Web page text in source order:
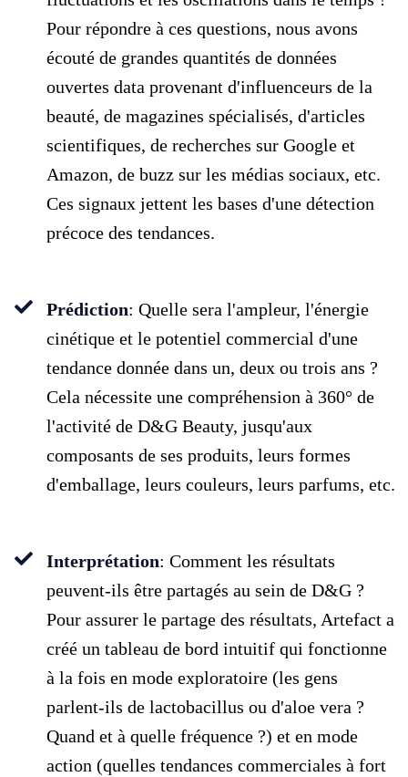
Pour répondre à ces questions, nous avons
écouté de grandes quantités de données
ouvertes data provenant d'influenceurs de la
beauté, de magazines spécialisés, d'articles
scientifiques, de recherches sur Google et
Amazon, de buzz sur les médias sociaux, etc.
Ces signaux jettent les bases d'une détection
précoce des tendances.
Prédiction: Quelle sera l'ampleur, l'énergie
cinétique et le potentiel commercial d'une
tendance donnée dans un, deux ou trois ans ?
Cela nécessite une compréhension à 360° de
l'activité de D&G Beauty, jusqu'aux
composants de ses produits, leurs formes
d'emballage, leurs couleurs, leurs parfums, etc.
Interprétation: Comment les résultats
peuvent-ils être partagés au sein de D&G ?
Pour assurer le partage des résultats, Artefact a
créé un tableau de bord intuitif qui fonctionne
à la fois en mode exploratoire (les gens
parlent-ils de lactobacillus ou d'aloe vera ?
Quand et à quelle fréquence ?) et en mode
action (quelles tendances commerciales à fort